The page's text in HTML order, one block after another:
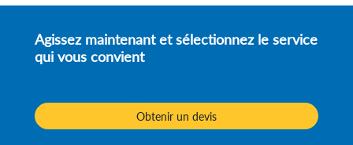
Agissez maintenant et sélectionnez le service
qui vous convient
Obtenir un devis